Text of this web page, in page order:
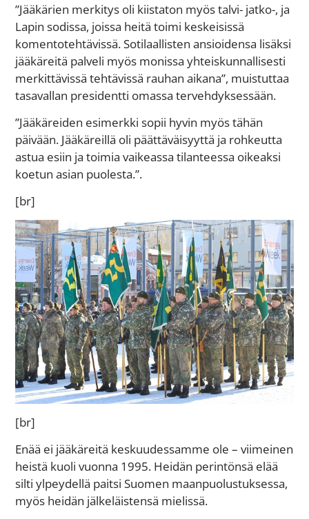
”Jääkärien merkitys oli kiistaton myös talvi- jatko-, ja
Lapin sodissa, joissa heitä toimi keskeisissä
komentotehtävissä. Sotilaallisten ansioidensa lisäksi
jääkäreitä palveli myös monissa yhteiskunnallisesti
merkittävissä tehtävissä rauhan aikana”, muistuttaa
tasavallan presidentti omassa tervehdyksessään.
”Jääkäreiden esimerkki sopii hyvin myös tähän
päivään. Jääkäreillä oli päättäväisyyttä ja rohkeutta
astua esiin ja toimia vaikeassa tilanteessa oikeaksi
koetun asian puolesta.”.
[br]
[br]
Enää ei jääkäreitä keskuudessamme ole – viimeinen
heistä kuoli vuonna 1995. Heidän perintönsä elää
silti ylpeydellä paitsi Suomen maanpuolustuksessa,
myös heidän jälkeläistensä mielissä.